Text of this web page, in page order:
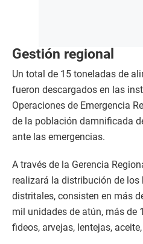
Gestión regional
Un total de 15 toneladas de
fueron descargados en las
Operaciones de Emergencia
de la población damnificada
ante las emergencias.
A través de la Gerencia
realizará la distribución de
distritales, consisten en más
mil unidades de atún, más de
fideos, arvejas, lentejas,